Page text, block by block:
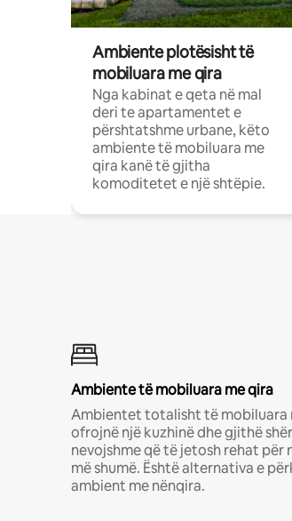
Ambiente plotësisht të
mobiluara me qira
Nga kabinat e qeta në mal
deri te apartamentet e
përshtatshme urbane, këto
ambiente të mobiluara me
qira kanë të gjitha
komoditetet e një shtëpie.
Ambiente të mobiluara me qira
Ambientet totalisht të mobiluara
ofrojnë një kuzhinë dhe gjithë
nevojshme që të jetosh rehat për
më shumë. Është alternativa e
ambient me nënqira.